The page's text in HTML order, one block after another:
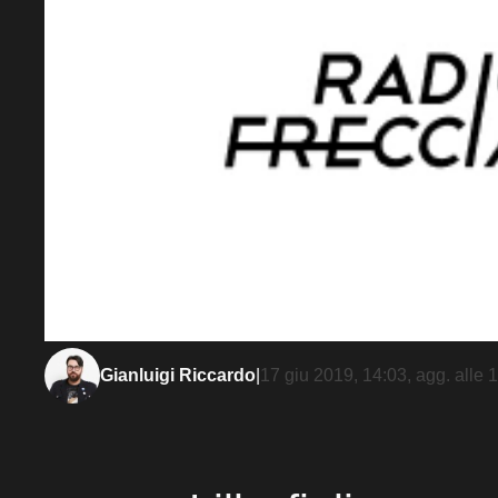
Gianluigi Riccardo 17 giu 2019, 14:03, agg. alle